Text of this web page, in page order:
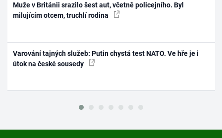
Muže v Británii srazilo šest aut, včetně policejního. Byl
milujícím otcem, truchlí rodina
Varování tajných služeb: Putin chystá test NATO. Ve hře je i
útok na české sousedy